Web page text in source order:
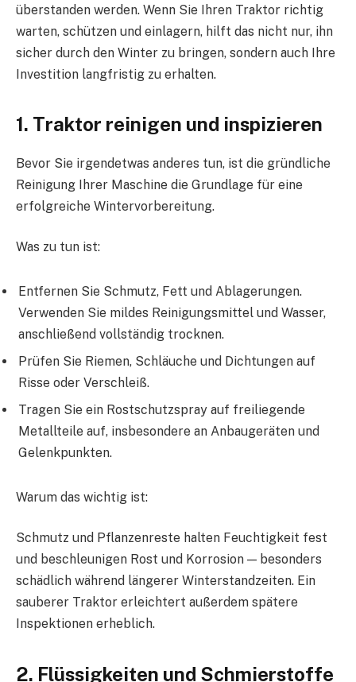
überstanden werden. Wenn Sie Ihren Traktor richtig
warten, schützen und einlagern, hilft das nicht nur, ihn
sicher durch den Winter zu bringen, sondern auch Ihre
Investition langfristig zu erhalten.
1. Traktor reinigen und inspizieren
Bevor Sie irgendetwas anderes tun, ist die gründliche
Reinigung Ihrer Maschine die Grundlage für eine
erfolgreiche Wintervorbereitung.
Was zu tun ist:
Entfernen Sie Schmutz, Fett und Ablagerungen.
Verwenden Sie mildes Reinigungsmittel und Wasser,
anschließend vollständig trocknen.
Prüfen Sie Riemen, Schläuche und Dichtungen auf
Risse oder Verschleiß.
Tragen Sie ein Rostschutzspray auf freiliegende
Metallteile auf, insbesondere an Anbaugeräten und
Gelenkpunkten.
Warum das wichtig ist:
Schmutz und Pflanzenreste halten Feuchtigkeit fest
und beschleunigen Rost und Korrosion — besonders
schädlich während längerer Winterstandzeiten. Ein
sauberer Traktor erleichtert außerdem spätere
Inspektionen erheblich.
2. Flüssigkeiten und Schmierstoffe